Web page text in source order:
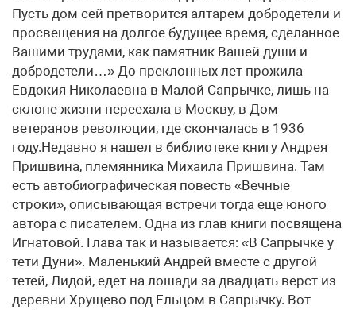
Пусть дом сей претворится алтарем добродетели и
просвещения на долгое будущее время, сделанное
Вашими трудами, как памятник Вашей души и
добродетели…» До преклонных лет прожила
Евдокия Николаевна в Малой Сапрычке, лишь на
склоне жизни переехала в Москву, в Дом
ветеранов революции, где скончалась в 1936
году.Недавно я нашел в библиотеке книгу Андрея
Пришвина, племянника Михаила Пришвина. Там
есть автобиографическая повесть «Вечные
строки», описывающая встречи тогда еще юного
автора с писателем. Одна из глав книги посвящена
Игнатовой. Глава так и называется: «В Сапрычке у
тети Дуни». Маленький Андрей вместе с другой
тетей, Лидой, едет на лошади за двадцать верст из
деревни Хрущево под Ельцом в Сапрычку. Вот